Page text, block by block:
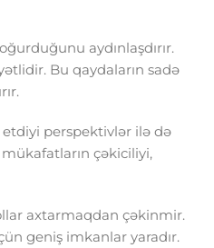
aydınlaşdırır.
Bu qaydaların sadə
perspektivlər ilə də
çəkiciliyi,
axtarmaqdan çəkinmir.
geniş imkanlar yaradır.